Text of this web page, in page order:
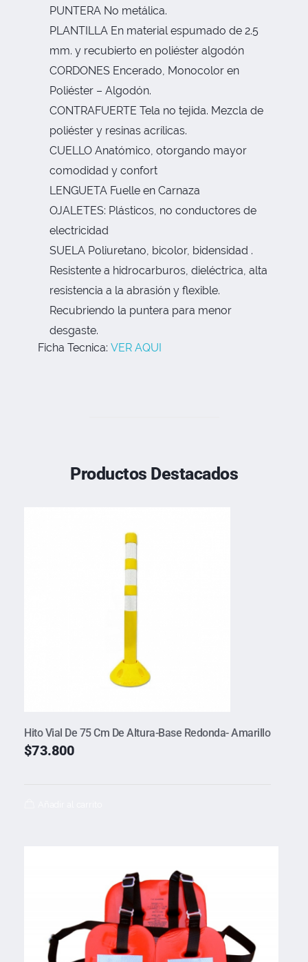
PUNTERA No metálica.
PLANTILLA En material espumado de 2.5
mm. y recubierto en poliéster algodón
CORDONES Encerado, Monocolor en
Poliéster – Algodón.
CONTRAFUERTE Tela no tejida. Mezcla de
poliéster y resinas acrílicas.
CUELLO Anatómico, otorgando mayor
comodidad y confort
LENGUETA Fuelle en Carnaza
OJALETES: Plásticos, no conductores de
electricidad
SUELA Poliuretano, bicolor, bidensidad .
Resistente a hidrocarburos, dieléctrica, alta
resistencia a la abrasión y flexible.
Recubriendo la puntera para menor
desgaste.
Ficha Tecnica: VER AQUI
Productos Destacados
Hito Vial De 75 Cm De Altura-Base Redonda- Amarillo
$73.800